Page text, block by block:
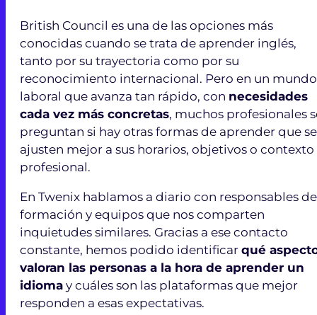
British Council es una de las opciones más
conocidas cuando se trata de aprender inglés,
tanto por su trayectoria como por su
reconocimiento internacional. Pero en un mundo
laboral que avanza tan rápido, con necesidades
cada vez más concretas, muchos profesionales
preguntan si hay otras formas de aprender que se
ajusten mejor a sus horarios, objetivos o contexto
profesional.
En Twenix hablamos a diario con responsables de
formación y equipos que nos comparten
inquietudes similares. Gracias a ese contacto
constante, hemos podido identificar qué
valoran las personas a la hora de aprender un
idioma y cuáles son las plataformas que mejor
responden a esas expectativas.